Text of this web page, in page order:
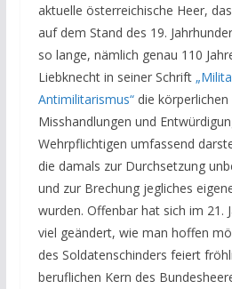
aktuelle österreichische Heer,
auf dem Stand des 19.
so lange, nämlich genau 110
Liebknecht in seiner Schrift
Antimilitarismus“die körperlichen
Misshandlungen und
Wehrpflichtigen umfassend
die damals zur Durchsetzung
und zur Brechung jegliches
wurden. Offenbar hat sich im 21.
viel geändert, wie man hoffen
des Soldatenschinders feiert
beruflichen Kern des